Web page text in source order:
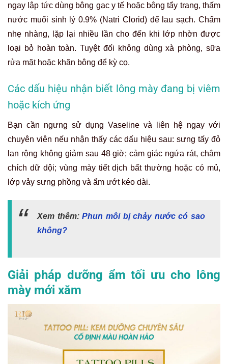
ngay lập tức dùng bông gạc y tế hoặc bông tẩy trang, thấm
nước muối sinh lý 0.9% (Natri Clorid) để lau sạch. Chấm
nhẹ nhàng, lặp lại nhiều lần cho đến khi lớp nhờn được
loại bỏ hoàn toàn. Tuyệt đối không dùng xà phòng, sữa
rửa mặt hoặc khăn bông để kỳ cọ.
Các dấu hiệu nhận biết lông mày đang bị viêm
hoặc kích ứng
Bạn cần ngưng sử dụng Vaseline và liên hệ ngay với
chuyên viên nếu nhận thấy các dấu hiệu sau: sưng tấy đỏ
lan rộng không giảm sau 48 giờ; cảm giác ngứa rát, châm
chích dữ dội; vùng mày tiết dịch bất thường hoặc có mủ,
lớp vảy sưng phồng và ẩm ướt kéo dài.
Xem thêm: Phun môi bị chảy nước có sao
không?
Giải pháp dưỡng ẩm tối ưu cho lông
mày mới xăm